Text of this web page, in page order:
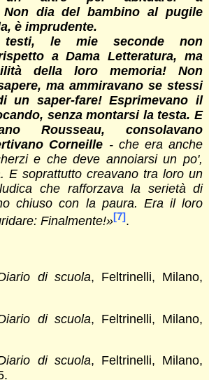
Non dia del bambino al pugile
è imprudente.
testi, le mie seconde non
a Dama Letteratura, ma
della loro memoria! Non
ma ammiravano se stessi
un saper-fare! Esprimevano il
senza montarsi la testa. E
Rousseau, consolavano
Corneille - che era anche
e che deve annoiarsi un po',
E soprattutto creavano tra loro un
che rafforzava la serietà di
chiuso con la paura. Era il loro
Finalmente!»[7].
di scuola, Feltrinelli, Milano,
di scuola, Feltrinelli, Milano,
di scuola, Feltrinelli, Milano,